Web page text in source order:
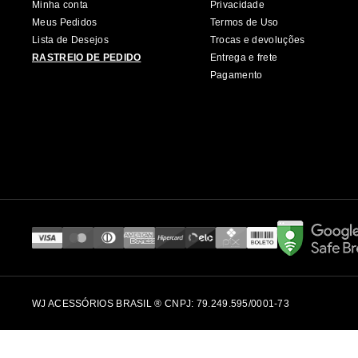
Minha conta
Meus Pedidos
Lista de Desejos
RASTREIO DE PEDIDO
Privacidade
Termos de Uso
Trocas e devoluções
Entrega e frete
Pagamento
WJ ACESSÓRIOS BRASIL ® CNPJ: 79.249.595/0001-73